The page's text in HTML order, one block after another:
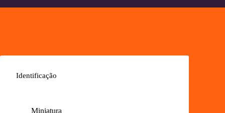
Identificação
Miniatura